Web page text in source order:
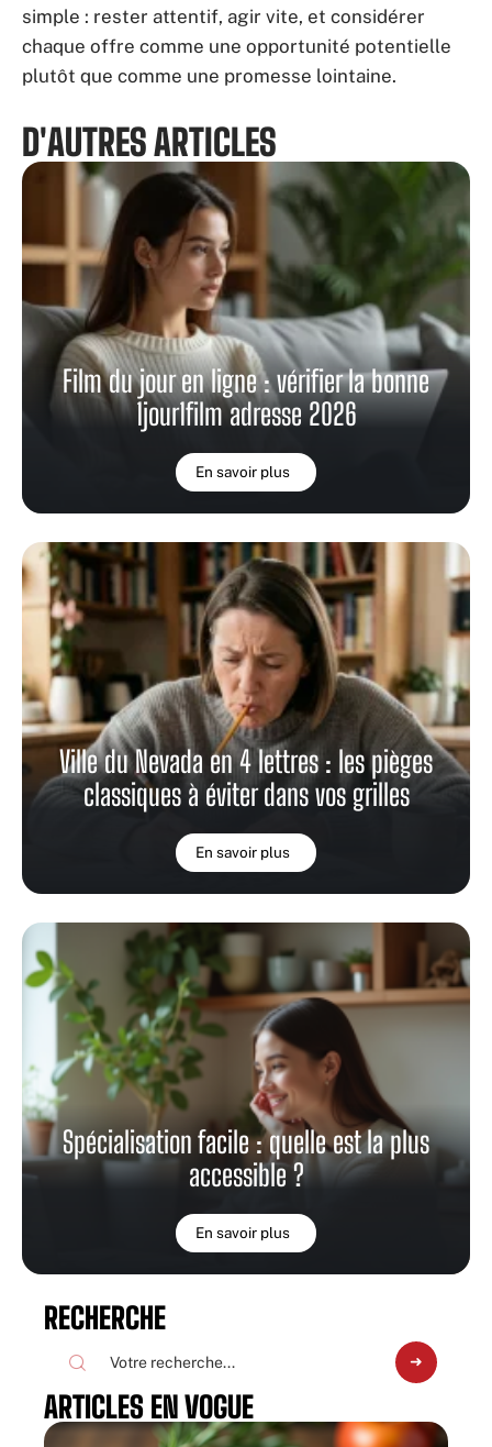
simple : rester attentif, agir vite, et considérer
chaque offre comme une opportunité potentielle
plutôt que comme une promesse lointaine.
D'AUTRES ARTICLES
Film du jour en ligne : vérifier la bonne
1jour1film adresse 2026
En savoir plus
Ville du Nevada en 4 lettres : les pièges
classiques à éviter dans vos grilles
En savoir plus
Spécialisation facile : quelle est la plus
accessible ?
En savoir plus
RECHERCHE
ARTICLES EN VOGUE